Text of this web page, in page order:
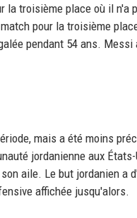
troisième place où il n'a
pour la troisième
pendant 54 ans.
mais a été moins
jordanienne aux
aile. Le but jordanien a
affichée jusqu'alors.